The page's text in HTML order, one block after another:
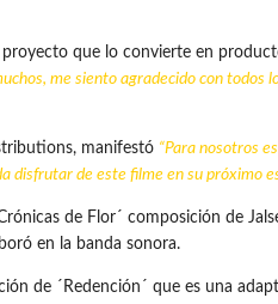
que lo convierte en
me siento agradecido con
manifestó “Para nosotros
disfrutar de este filme en su próximo
de Flor´ composición de
en la banda sonora.
de ´Redención´ que es una